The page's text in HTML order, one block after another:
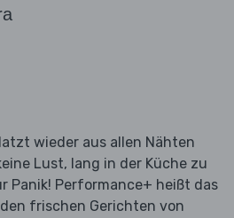
wieder aus allen Nähten
Lust, lang in der Küche zu
Panik! Performance+ heißt das
frischen Gerichten von